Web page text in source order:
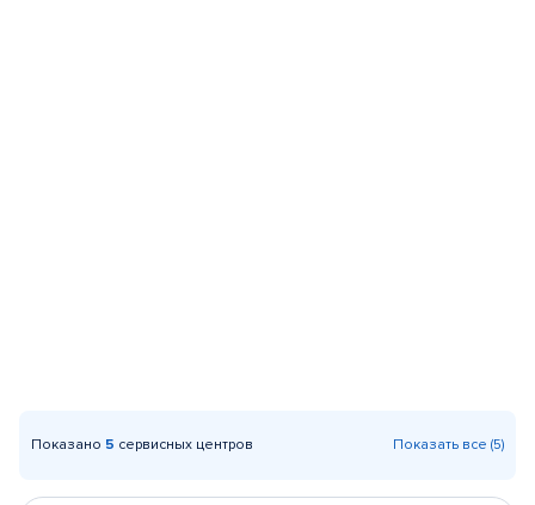
Показано 5 сервисных центров Показать все (5)